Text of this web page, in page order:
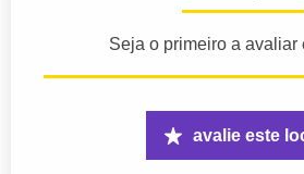
Seja o primeiro a avaliar
avalie este